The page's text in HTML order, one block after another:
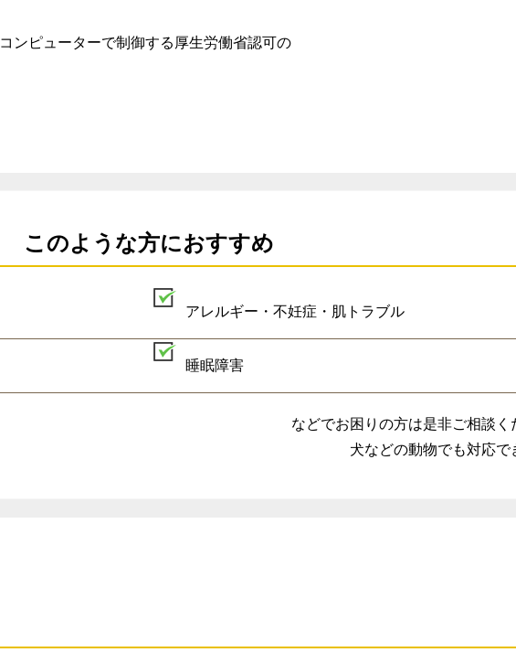
ンピューターで制御する厚生労働省認可の
このような方におすすめ
アレルギー・不妊症・肌トラブル
睡眠障害
などでお困りの方は是非ご相談く
犬などの動物でも対応で